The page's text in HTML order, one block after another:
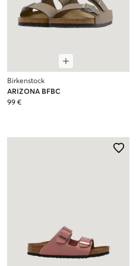
Birkenstock
ARIZONA BFBC
99 €